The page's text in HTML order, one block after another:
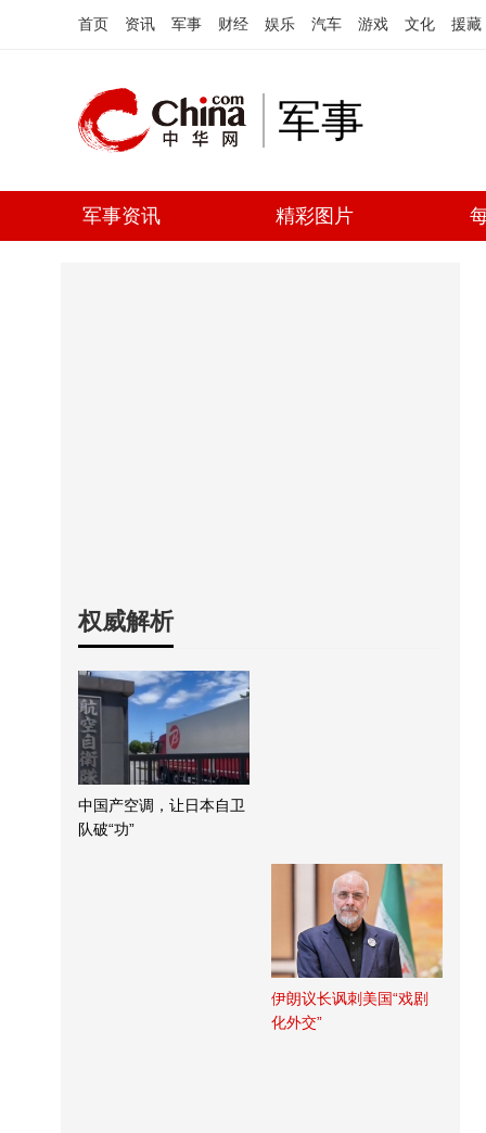
首页 资讯 军事 财经 娱乐 汽车 游戏 文化 援藏
军事
军事资讯 精彩图片
权威解析
中国产空调，让日本自卫
队破“功”
伊朗议长讽刺美国“戏剧
化外交”